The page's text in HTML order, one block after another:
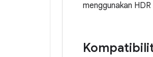
menggunakan